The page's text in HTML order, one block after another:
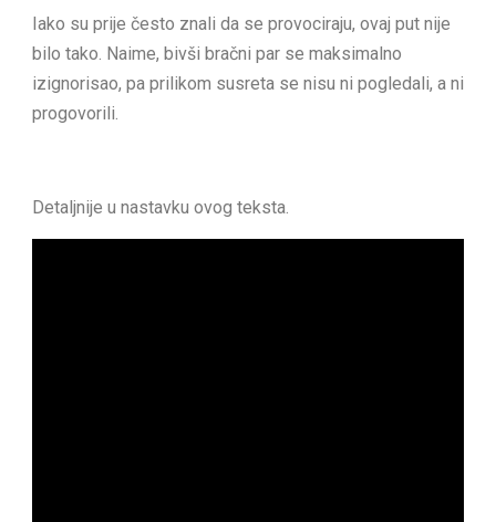
Iako su prije često znali da se provociraju, ovaj put nije
bilo tako. Naime, bivši bračni par se maksimalno
izignorisao, pa prilikom susreta se nisu ni pogledali, a ni
progovorili.
Detaljnije u nastavku ovog teksta.